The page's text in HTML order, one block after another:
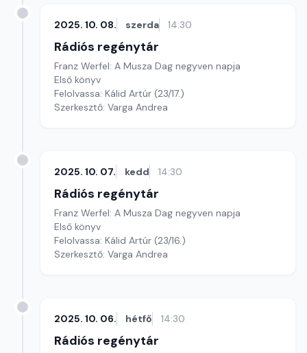
2025. 10. 08. szerda 14:30
Rádiós regénytár
Franz Werfel: A Musza Dag negyven napja
Első könyv
Felolvassa: Kálid Artúr (23/17.)
Szerkesztő: Varga Andrea
2025. 10. 07. kedd 14:30
Rádiós regénytár
Franz Werfel: A Musza Dag negyven napja
Első könyv
Felolvassa: Kálid Artúr (23/16.)
Szerkesztő: Varga Andrea
2025. 10. 06. hétfő 14:30
Rádiós regénytár